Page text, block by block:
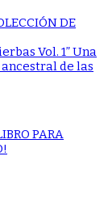
DE
Vol. 1” Una
de las
PARA